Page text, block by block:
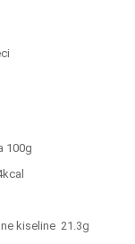
: 18
100g
kiseline 21.3g